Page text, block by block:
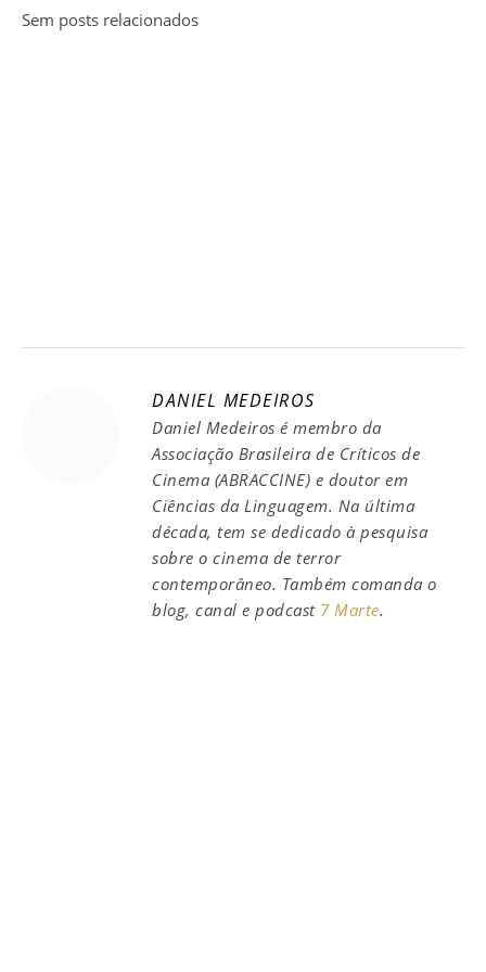
Sem posts relacionados
DANIEL MEDEIROS
Daniel Medeiros é membro da
Associação Brasileira de Críticos de
Cinema (ABRACCINE) e doutor em
Ciências da Linguagem. Na última
década, tem se dedicado à pesquisa
sobre o cinema de terror
contemporâneo. Também comanda o
blog, canal e podcast 7 Marte.